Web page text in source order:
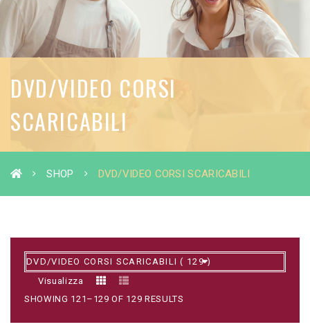
DVD/VIDEO CORSI
SCARICABILI
SHOP DVD/VIDEO CORSI SCARICABILI
Visualizza
SHOWING 121–129 OF 129 RESULTS